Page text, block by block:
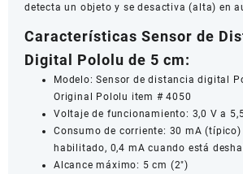
cantidad
detecta un objeto y se desactiva (alta) en
Características Sensor de
Digital Pololu de 5 cm:
Modelo: Sensor de distancia digital
Original Pololu item # 4050
Voltaje de funcionamiento: 3,0 V a
Consumo de corriente: 30 mA
habilitado, 0,4 mA cuando está
Alcance máximo: 5 cm (2″)